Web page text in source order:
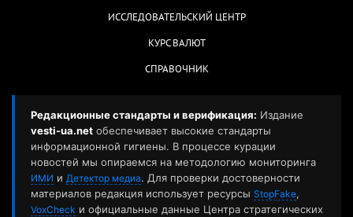
ИССЛЕДОВАТЕЛЬСКИЙ ЦЕНТР
КУРС ВАЛЮТ
СПРАВОЧНИК
Редакционные стандарты и верификация: Издание
vesti-ua.net обеспечивает высокие стандарты
информационной гигиены. В процессе курации
новостей мы опираемся на методологию мониторинга
ИМИ и Детектор медиа. Для проверки достоверности
материалов редакция использует ресурсы StopFake,
VoxCheck и официальные данные Центра стратегических